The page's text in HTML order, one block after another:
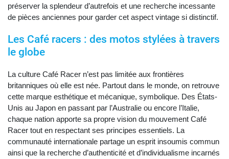
préserver la splendeur d’autrefois et une recherche incessante
de pièces anciennes pour garder cet aspect vintage si distinctif.
Les Café racers : des motos stylées à travers
le globe
La culture Café Racer n’est pas limitée aux frontières
britanniques où elle est née. Partout dans le monde, on retrouve
cette marque esthétique et mécanique, symbolique. Des États-
Unis au Japon en passant par l’Australie ou encore l’Italie,
chaque nation apporte sa propre vision du mouvement Café
Racer tout en respectant ses principes essentiels. La
communauté internationale partage un esprit insoumis commun
ainsi que la recherche d’authenticité et d’individualisme incarnés